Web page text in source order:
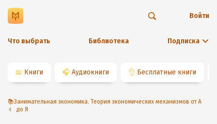
Что выбрать Библиотека Подписка
Войти
📖 Книги 🎧 Аудиокниги 👌 Бесплатные книги
📚Занимательная экономика. Теория экономических механизмов от А
до Я